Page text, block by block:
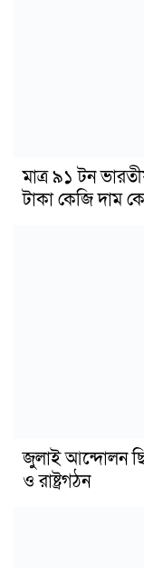
মাত্র ৯১ টন
টাকা কেজি দাম
জুলাই আন্দোলন
ও রাষ্ট্রগঠন